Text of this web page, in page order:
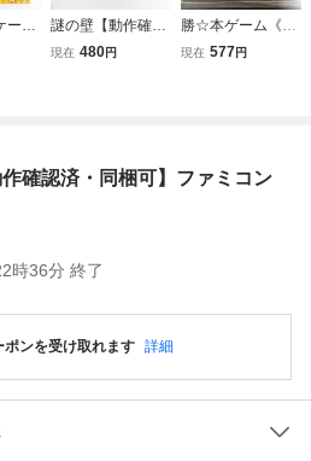
ー
動
謎の壁【動作確認
済・同梱可】ファ
現在 480円
勝☆本ゲーム《FC
D 謎の村雨城 説明
現在 577円
確認済・同梱可】ファミコン
時36分 終了
ンを受け取れます 詳細